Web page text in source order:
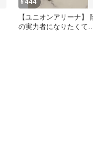
¥444
【ユニオンアリーナ】
の実力者になりたく